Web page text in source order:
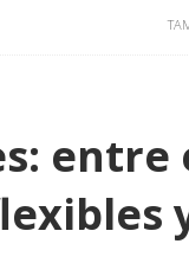
entre